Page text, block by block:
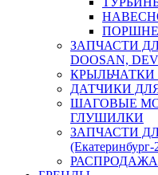
ЗАПЧАСТИ
DOOSAN,
ДАТЧИКИ
ШАГОВЫЕ
ГЛУШИЛКИ
ЗАПЧАСТИ
(Екатеринбург-
РАСПРОДАЖА